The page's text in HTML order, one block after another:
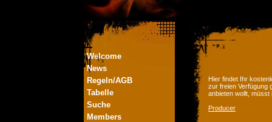
Welcome
News
Regeln/AGB
Tabelle
Suche
Members
Hier findet Ihr
zur freien Verfügung
anbieten wollt,
Producer